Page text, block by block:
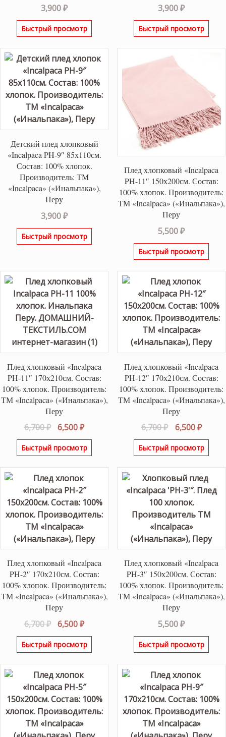
3,900₽
Быстрый просмотр
3,900₽
Быстрый просмотр
Детский плед хлопковый
«Incalpaca PH-9″ 85х110см.
Состав: 100% хлопок.
Производитель: ТМ
«Incalpaca» («Инальпака»),
Перу
3,900₽
Быстрый просмотр
Плед хлопковый «Incalpaca
PH-11″ 150х200см. Состав:
100% хлопок. Производитель:
ТМ «Incalpaca» («Инальпака»),
Перу
5,500₽
Быстрый просмотр
Плед хлопковый «Incalpaca
PH-11″ 170х210см. Состав:
100% хлопок. Производитель:
ТМ «Incalpaca» («Инальпака»),
Перу
6,700₽
Первоначальная
цена
составляла
6,500₽Текущая
цена:
6,500 ₽.
Быстрый просмотр
Плед хлопковый «Incalpaca
PH-12″ 170х210см. Состав:
100% хлопок. Производитель:
ТМ «Incalpaca» («Инальпака»),
Перу
6,700₽
цена
составляла
6,500₽
цена:
6,500
Быстрый просмотр
Плед хлопковый «Incalpaca
PH-2″ 170х210см. Состав:
100% хлопок. Производитель:
ТМ «Incalpaca» («Инальпака»),
Перу
6,700₽
Первоначальная
цена
составляла
6,500₽Текущая
цена:
6,500 ₽.
Быстрый просмотр
Плед хлопковый «Incalpaca
PH-3″ 150х200см. Состав:
100% хлопок. Производитель:
ТМ «Incalpaca» («Инальпака»),
Перу
5,500₽
Быстрый просмотр